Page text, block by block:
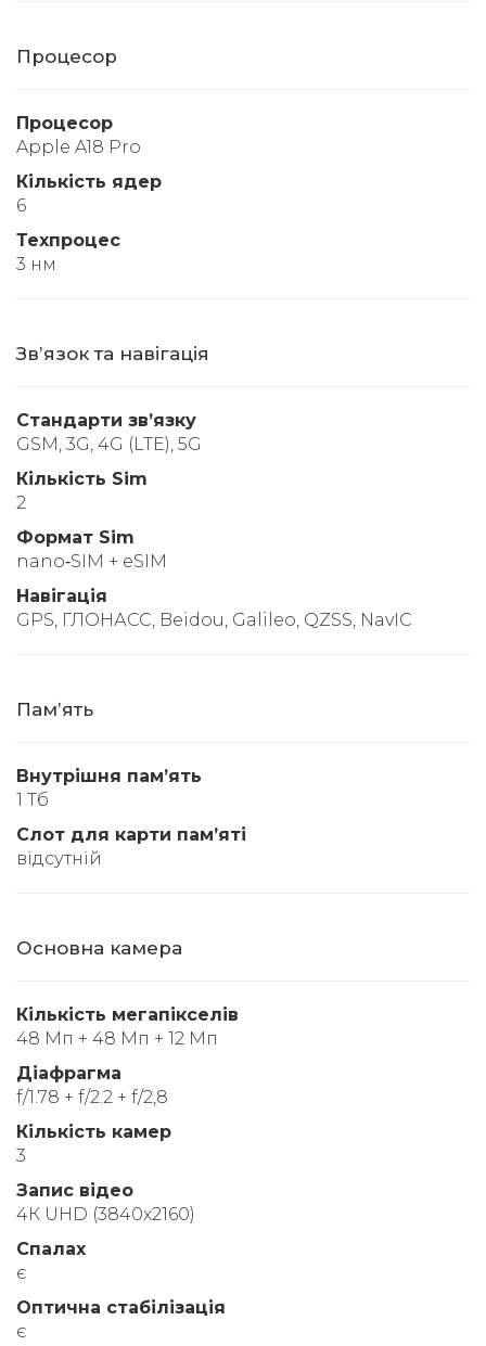
Процесор
Процесор
Apple A18 Pro
Кількість ядер
6
Техпроцес
3 нм
Звʼязок та навігація
Стандарти звʼязку
GSM, 3G, 4G (LTE), 5G
Кількість Sim
2
Формат Sim
nano‑SIM + eSIM
Навігація
GPS, ГЛОНАСС, Beidou, Galileo, QZSS, NavIC
Памʼять
Внутрішня памʼять
1 Тб
Слот для карти памʼяті
відсутній
Основна камера
Кількість мегапікселів
48 Мп + 48 Мп + 12 Мп
Діафрагма
f/1.78 + f/2.2 + f/2,8
Кількість камер
3
Запис відео
4К UHD (3840x2160)
Спалах
є
Оптична стабілізація
є